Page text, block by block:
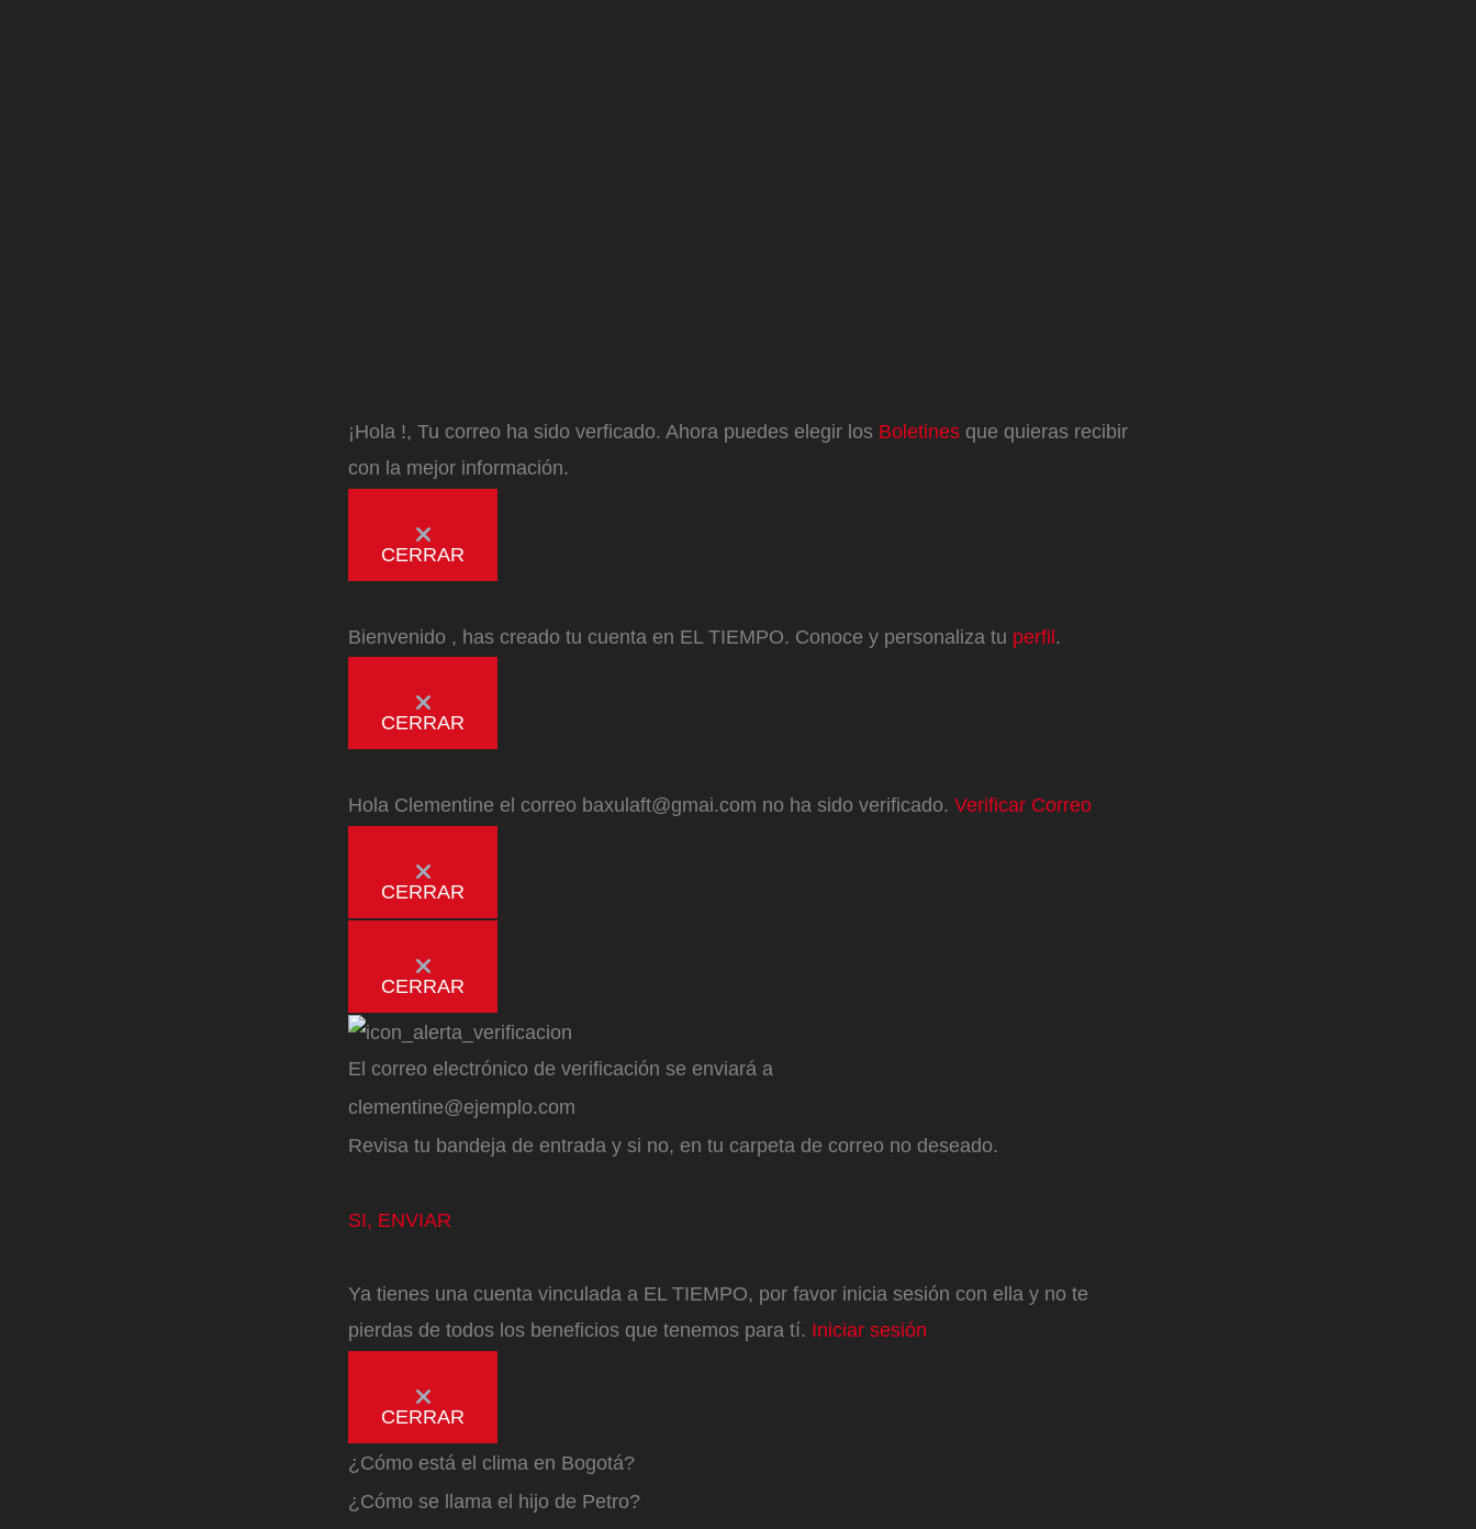
¡Hola !, Tu correo ha sido verficado. Ahora puedes elegir los Boletines que quieras recibir
con la mejor información.
CERRAR
Bienvenido , has creado tu cuenta en EL TIEMPO. Conoce y personaliza tu perfil.
CERRAR
Hola Clementine el correo baxulaft@gmai.com no ha sido verificado. Verificar Correo
CERRAR
CERRAR
El correo electrónico de verificación se enviará a
clementine@ejemplo.com
Revisa tu bandeja de entrada y si no, en tu carpeta de correo no deseado.
SI, ENVIAR
Ya tienes una cuenta vinculada a EL TIEMPO, por favor inicia sesión con ella y no te
pierdas de todos los beneficios que tenemos para tí. Iniciar sesión
CERRAR
¿Cómo está el clima en Bogotá?
¿Cómo se llama el hijo de Petro?